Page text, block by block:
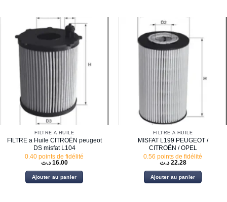
FILTRE À HUILE
FILTRE a Huile CITROËN peugeot
DS misfat L104
0.40 points de fidélité
16.00 د.ت
Ajouter au panier
FILTRE À HUILE
MISFAT L199 PEUGEOT /
CITROËN / OPEL
0.56 points de fidélité
22.28 د.ت
Ajouter au panier